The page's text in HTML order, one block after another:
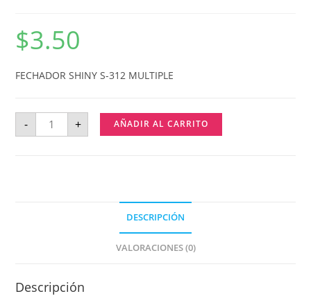
$3.50
FECHADOR SHINY S-312 MULTIPLE
- + AÑADIR AL CARRITO
DESCRIPCIÓN
VALORACIONES (0)
Descripción